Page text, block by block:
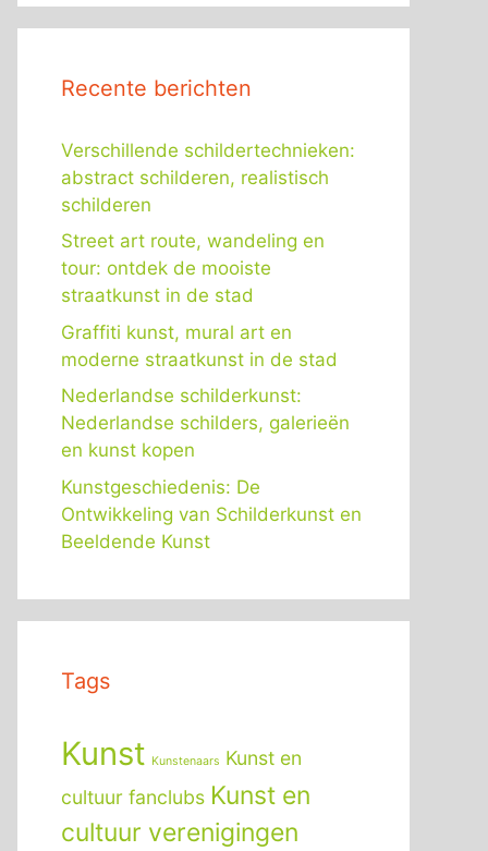
Recente berichten
Verschillende schildertechnieken:
abstract schilderen, realistisch
schilderen
Street art route, wandeling en
tour: ontdek de mooiste
straatkunst in de stad
Graffiti kunst, mural art en
moderne straatkunst in de stad
Nederlandse schilderkunst:
Nederlandse schilders, galerieën
en kunst kopen
Kunstgeschiedenis: De
Ontwikkeling van Schilderkunst en
Beeldende Kunst
Tags
Kunst Kunstenaars Kunst en
cultuur fanclubs Kunst en
cultuur verenigingen